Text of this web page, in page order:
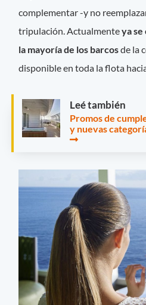
complementar -y no
tripulación. Actualmenteya
la mayoría de los barcosde la
disponible en toda la flota
Leé también
Promos de
y nuevas